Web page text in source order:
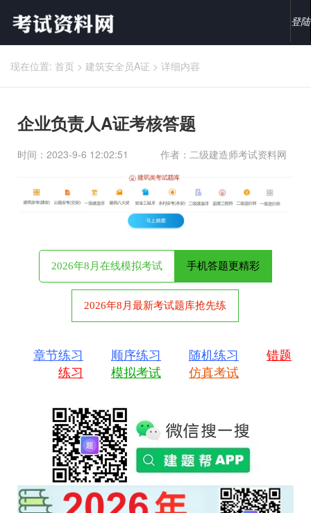
登陆
现在位置: 首页 > 建筑安全员A证 > 详细内容
企业负责人A证考核答题
时间：2023-9-6 12:02:51 作者：二级建造师考试资料网
2026年8月在线模拟考试 手机答题更精彩
2026年8月最新考试题库抢先练
章节练习 顺序练习 随机练习
错题
练习
模拟考试 仿真考试